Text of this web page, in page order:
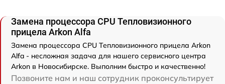
Замена процессора CPU Тепловизионного
прицела Arkon Alfa
Замена процессора CPU Тепловизионного прицела Arkon
Alfa - несложная задача для нашего сервисного центра
Arkon в Новосибирске. Выполним быстро и качественно!
Позвоните нам и наш сотрудник проконсультирует